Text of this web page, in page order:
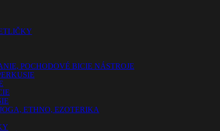
POCHODOVÉ BICIE NÁSTROJE
ETHNO, EZOTERIKA